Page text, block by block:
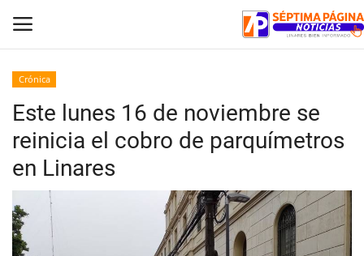
Inicio
Crónica
Policial
Tribunales
Crónica
Este lunes 16 de noviembre se
reinicia el cobro de parquímetros
en Linares